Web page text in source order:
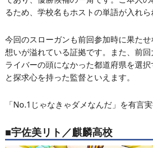
るため、学校名もホストの単語が入れら
今回のスローガンも前回参加時に果た
想いが溢れている証拠です。また、前
ライバーの頭になかった都道府県を選
と探求心を持った監督といえます。
「No.1じゃなきゃダメなんだ」を有言
■宇佐美リト／麒麟高校